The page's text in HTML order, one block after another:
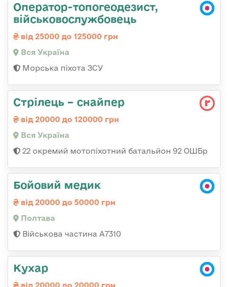
Оператор-топогеодезист,
військовослужбовець
від 25000 до 125000 грн
Вся Україна
Морська піхота ЗСУ
Стрілець – снайпер
від 20000 до 120000 грн
Вся Україна
22 окремий мотопіхотний батальйон 92 ОШБр
Бойовий медик
від 20000 до 50000 грн
Полтава
Військова частина A7310
Кухар